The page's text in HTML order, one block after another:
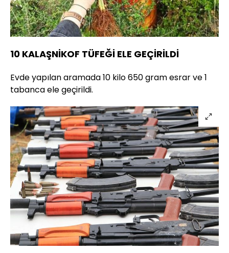
10 KALAŞNİKOF TÜFEĞİ ELE GEÇİRİLDİ
Evde yapılan aramada 10 kilo 650 gram esrar ve 1
tabanca ele geçirildi.